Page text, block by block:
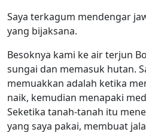
Saya terkagum mendengar
yang bijaksana.
Besoknya kami ke air terjun
sungai dan memasuk hutan.
memuakkan adalah ketika
naik, kemudian menapaki
Seketika tanah-tanah itu
yang saya pakai, membuat